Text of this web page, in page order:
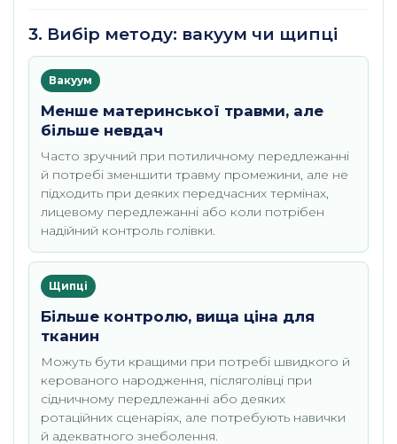
3. Вибір методу: вакуум чи щипці
Вакуум
Менше материнської травми, але
більше невдач
Часто зручний при потиличному передлежанні
й потребі зменшити травму промежини, але не
підходить при деяких передчасних термінах,
лицевому передлежанні або коли потрібен
надійний контроль голівки.
Щипці
Більше контролю, вища ціна для
тканин
Можуть бути кращими при потребі швидкого й
керованого народження, післяголівці при
сідничному передлежанні або деяких
ротаційних сценаріях, але потребують навички
й адекватного знеболення.